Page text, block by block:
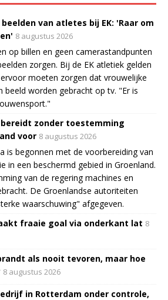
van atletes bij EK: 'Raar om
8 augustus 2026
op billen en geen camerastandpunten
zorgen. Bij de EK atletiek gelden
moeten zorgen dat vrouwelijke
beeld worden gebracht op tv. "Er is
zonder toestemming
voor 8 augustus 2026
is begonnen met de voorbereiding van
in een beschermd gebied in Groenland.
van de regering machines en
De Groenlandse autoriteiten
waarschuwing" afgegeven.
fraaie goal via onderkant lat 8
als nooit tevoren, maar hoe
8 augustus 2026
in Rotterdam onder controle,